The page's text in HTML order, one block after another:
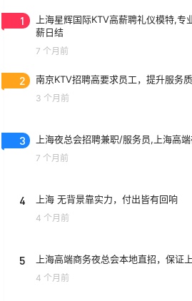
1
上海星辉国际KTV高薪聘礼仪模特,
薪日结
7 个月前
2 南京KTV招聘高要求员工，提升服务
3 个月前
3 上海夜总会招聘兼职/服务员,上海高
7 个月前
4 上海 无背景靠实力，付出皆有回响
4 个月前
5 上海高端商务夜总会本地直招，保证
4 个月前